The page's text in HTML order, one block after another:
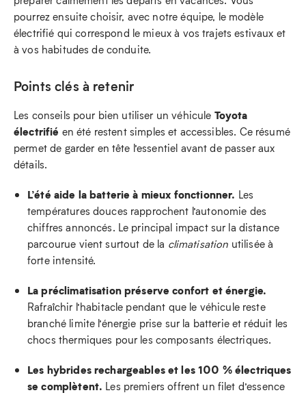
pourrez ensuite choisir, avec notre équipe, le modèle
électrifié qui correspond le mieux à vos trajets estivaux et
à vos habitudes de conduite.
Points clés à retenir
Les conseils pour bien utiliser un véhicule Toyota
électrifié en été restent simples et accessibles. Ce résumé
permet de garder en tête l’essentiel avant de passer aux
détails.
L’été aide la batterie à mieux fonctionner. Les
températures douces rapprochent l’autonomie des
chiffres annoncés. Le principal impact sur la distance
parcourue vient surtout de la climatisation utilisée à
forte intensité.
La préclimatisation préserve confort et énergie.
Rafraîchir l’habitacle pendant que le véhicule reste
branché limite l’énergie prise sur la batterie et réduit les
chocs thermiques pour les composants électriques.
Les hybrides rechargeables et les 100 % électriques
se complètent. Les premiers offrent un filet d’essence